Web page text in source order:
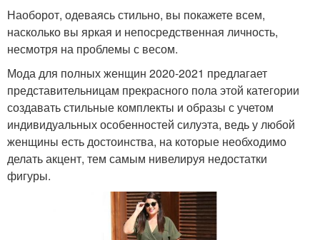
Наоборот, одеваясь стильно, вы покажете всем,
насколько вы яркая и непосредственная личность,
несмотря на проблемы с весом.
Мода для полных женщин 2020-2021 предлагает
представительницам прекрасного пола этой категории
создавать стильные комплекты и образы с учетом
индивидуальных особенностей силуэта, ведь у любой
женщины есть достоинства, на которые необходимо
делать акцент, тем самым нивелируя недостатки
фигуры.